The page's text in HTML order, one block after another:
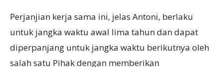
Perjanjian kerja sama ini, jelas Antoni, berlaku
untuk jangka waktu awal lima tahun dan dapat
diperpanjang untuk jangka waktu berikutnya oleh
salah satu Pihak dengan memberikan